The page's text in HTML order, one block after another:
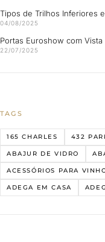
Tipos de Trilhos Inferiores
04/08/2025
Portas Euroshow com Vista
22/07/2025
TAGS
165 CHARLES 432
ABAJUR DE VIDRO
ACESSÓRIOS PARA
ADEGA EM CASA